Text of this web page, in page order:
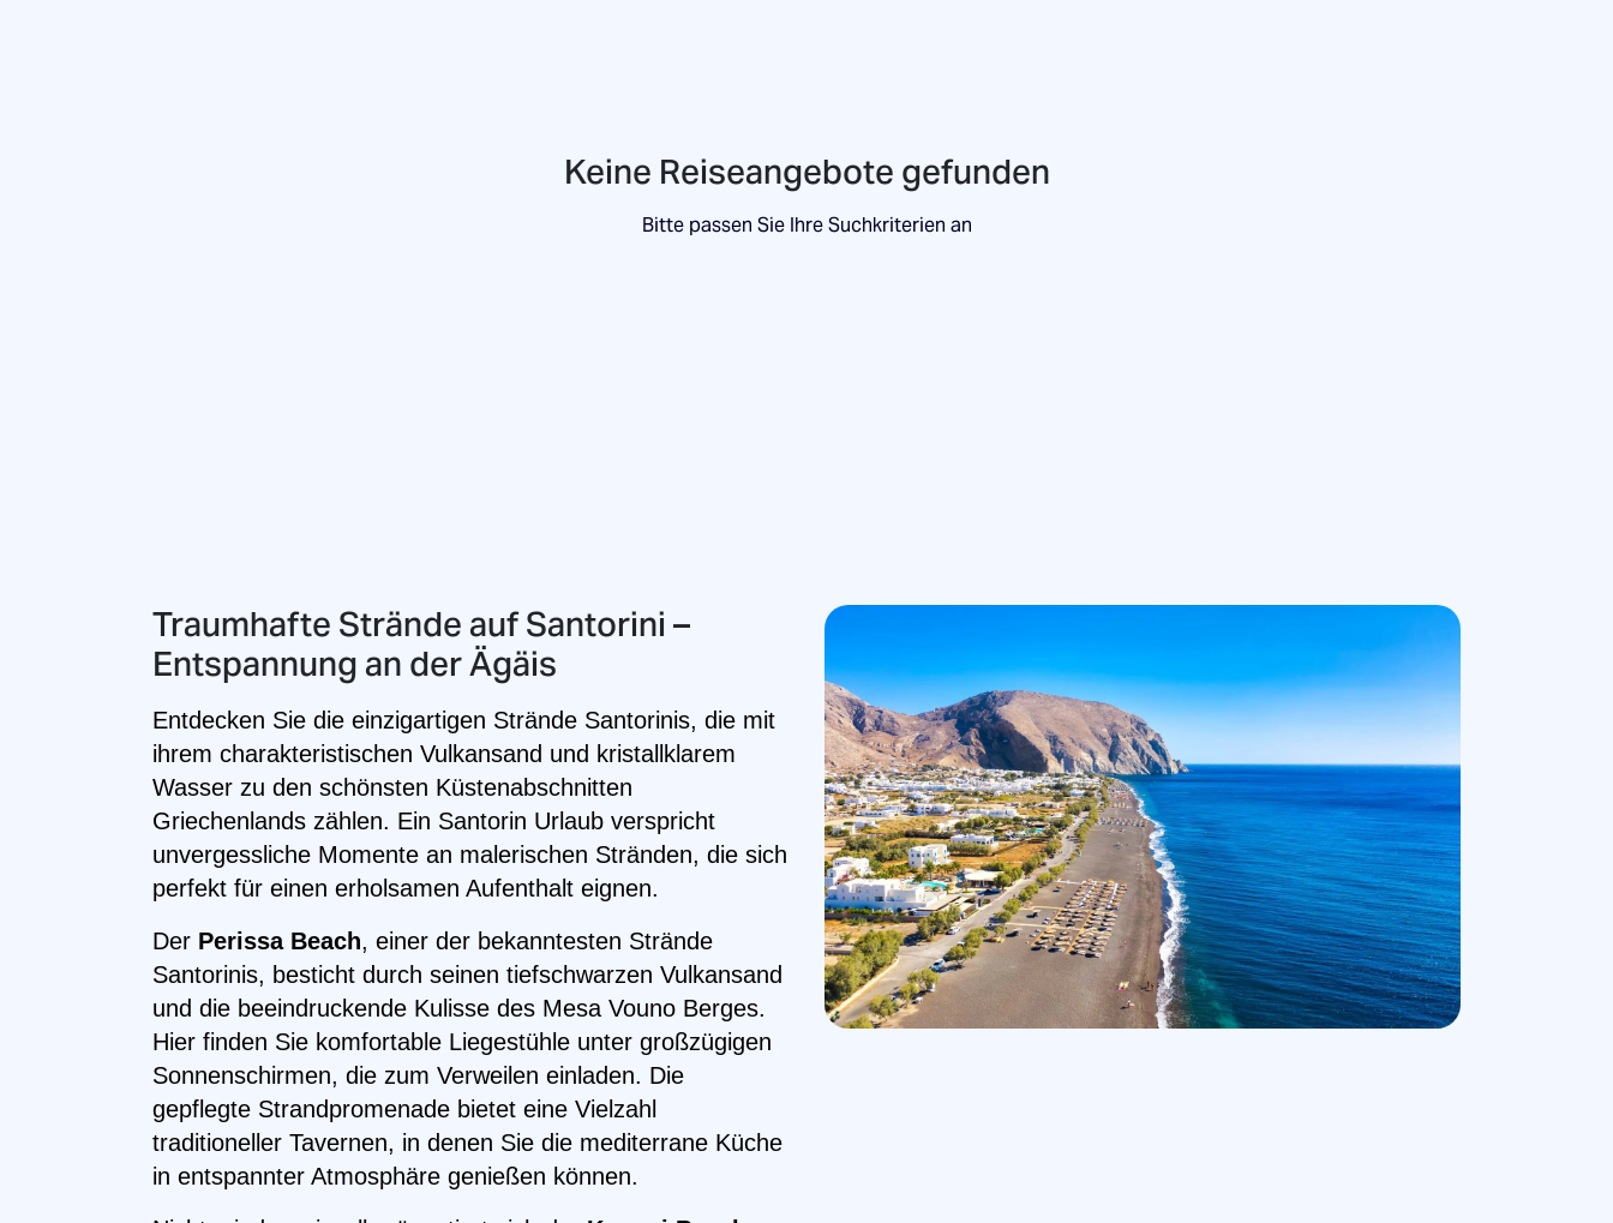
Keine Reiseangebote gefunden
Bitte passen Sie Ihre Suchkriterien an
Traumhafte Strände auf Santorini –
Entspannung an der Ägäis
Entdecken Sie die einzigartigen Strände Santorinis, die mit
ihrem charakteristischen Vulkansand und kristallklarem
Wasser zu den schönsten Küstenabschnitten
Griechenlands zählen. Ein Santorin Urlaub verspricht
unvergessliche Momente an malerischen Stränden, die sich
perfekt für einen erholsamen Aufenthalt eignen.
Der Perissa Beach, einer der bekanntesten Strände
Santorinis, besticht durch seinen tiefschwarzen Vulkansand
und die beeindruckende Kulisse des Mesa Vouno Berges.
Hier finden Sie komfortable Liegestühle unter großzügigen
Sonnenschirmen, die zum Verweilen einladen. Die
gepflegte Strandpromenade bietet eine Vielzahl
traditioneller Tavernen, in denen Sie die mediterrane Küche
in entspannter Atmosphäre genießen können.